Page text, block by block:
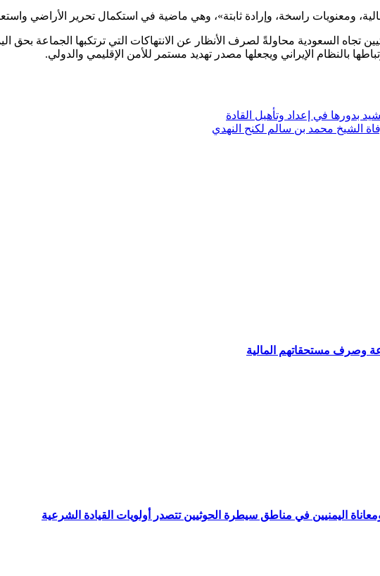
ومعنويات راسخة، وإرادة ثابتة»، وهي ماضية في استكمال تحرير الأراضي
تجاه السعودية محاولةً لصرف الأنظار عن الانتهاكات التي ترتكبها الجماعة بحق
بالنظام الإيراني ويجعلها مصدر تهديد مستمر للأمن الإقليمي والدولي.
بدورها في إعداد وتأهيل القادة
الشيخ محمد بن سالم لكنح النهدي
وصرف مستحقاتهم المالية
اليمنيين في مناطق سيطرة الحوثيين تتصدر أولويات القيادة الشرعية